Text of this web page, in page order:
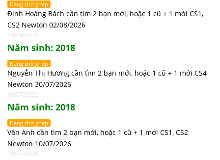
Đang chờ ghép
Đinh Hoàng Bách cần tìm 2 bạn mới, hoặc 1 cũ + 1 mới CS1,
CS2 Newton 02/08/2026
03/08/2026
Năm sinh: 2018
Đang chờ ghép
Nguyễn Thị Hương cần tìm 2 bạn mới, hoặc 1 cũ + 1 mới CS4
Newton 30/07/2026
30/07/2026
Năm sinh: 2018
Đang chờ ghép
Vân Anh cần tìm 2 bạn mới, hoặc 1 cũ + 1 mới CS1, CS2
Newton 10/07/2026
10/07/2026